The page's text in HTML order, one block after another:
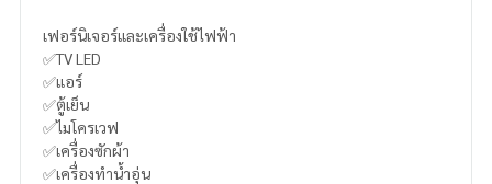
เฟอร์นิเจอร์และเครื่องใช้ไฟฟ้า
✅TV LED
✅แอร์
✅ตู้เย็น
✅ไมโครเวฟ
✅เครื่องซักผ้า
✅เครื่องทำน้ำอุ่น